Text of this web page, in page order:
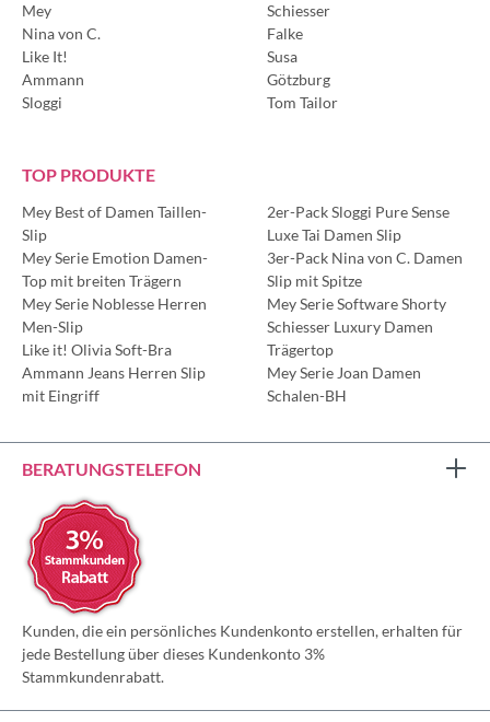
Mey
Nina von C.
Like It!
Ammann
Sloggi
Schiesser
Falke
Susa
Götzburg
Tom Tailor
TOP PRODUKTE
Mey Best of Damen Taillen-
Slip
Mey Serie Emotion Damen-
Top mit breiten Trägern
Mey Serie Noblesse Herren
Men-Slip
Like it! Olivia Soft-Bra
Ammann Jeans Herren Slip
mit Eingriff
2er-Pack Sloggi Pure Sense
Luxe Tai Damen Slip
3er-Pack Nina von C. Damen
Slip mit Spitze
Mey Serie Software Shorty
Schiesser Luxury Damen
Trägertop
Mey Serie Joan Damen
Schalen-BH
BERATUNGSTELEFON
Kunden, die ein persönliches Kundenkonto erstellen, erhalten für
jede Bestellung über dieses Kundenkonto 3%
Stammkundenrabatt.